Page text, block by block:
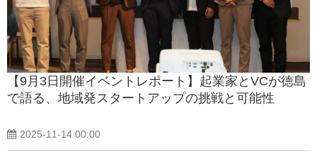
【9月3日開催イベントレポート】起業家とVCが徳島
で語る、地域発スタートアップの挑戦と可能性
2025-11-14 00:00